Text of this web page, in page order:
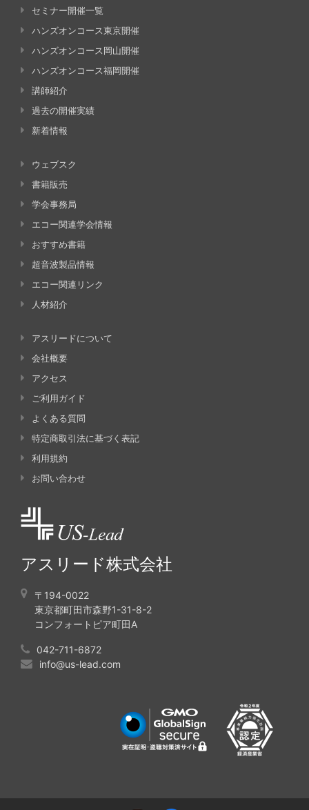
セミナー開催一覧
ハンズオンコース東京開催
ハンズオンコース岡山開催
ハンズオンコース福岡開催
講師紹介
過去の開催実績
新着情報
ウェブスク
書籍販売
学会事務局
エコー関連学会情報
おすすめ書籍
超音波製品情報
エコー関連リンク
人材紹介
アスリードについて
会社概要
アクセス
ご利用ガイド
よくある質問
特定商取引法に基づく表記
利用規約
お問い合わせ
アスリード株式会社
〒194-0022
東京都町田市森野1-31-8-2
コンフォートピア町田A
042-711-6872
info@us-lead.com